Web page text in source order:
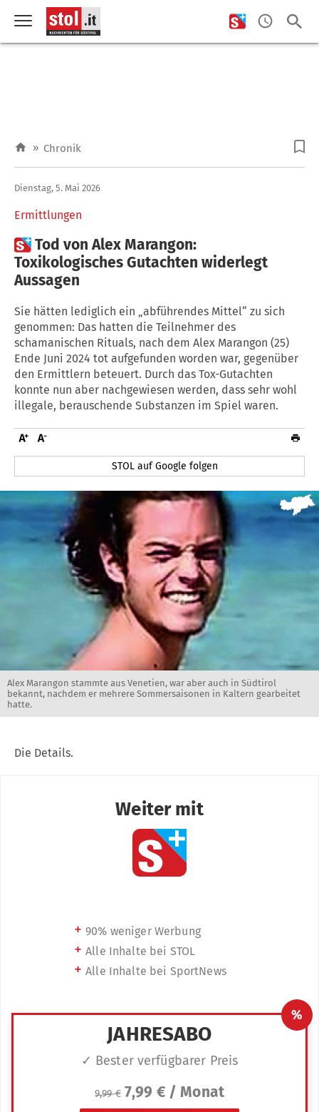
» Chronik
Ermittlungen
Dienstag, 5. Mai 2026
Tod von Alex Marangon:
Toxikologisches Gutachten widerlegt
Aussagen
Sie hätten lediglich ein „abführendes Mittel“ zu sich
genommen: Das hatten die Teilnehmer des
schamanischen Rituals, nach dem Alex Marangon (25)
Ende Juni 2024 tot aufgefunden worden war, gegenüber
den Ermittlern beteuert. Durch das Tox-Gutachten
konnte nun aber nachgewiesen werden, dass sehr wohl
illegale, berauschende Substanzen im Spiel waren.
STOL auf Google folgen
Alex Marangon stammte aus Venetien, war aber auch in Südtirol
bekannt, nachdem er mehrere Sommersaisonen in Kaltern gearbeitet
hatte.
Die Details.